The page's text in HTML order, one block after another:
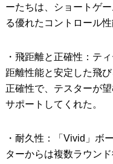
ーたちは、ショートゲ
る優れたコントロール
・飛距離と正確性：テ
距離性能と安定した飛
正確性で、テスターが
サポートしてくれた。
・耐久性：「Vivid」ボ
ターからは複数ラウン
ABOUT US